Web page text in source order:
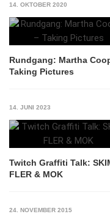
14. OKTOBER 2020
Rundgang: Martha
Taking Pictures
14. JUNI 2023
Twitch Graffiti Talk:
FLER & MOK
24. NOVEMBER 2015